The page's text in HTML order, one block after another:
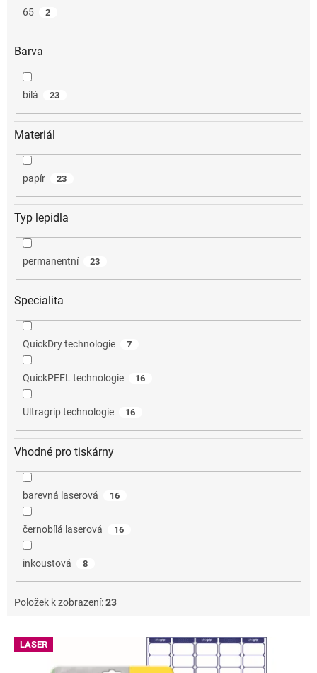
65 2
Barva
bílá 23
Materiál
papír 23
Typ lepidla
permanentní 23
Specialita
QuickDry technologie 7
QuickPEEL technologie 16
Ultragrip technologie 16
Vhodné pro tiskárny
barevná laserová 16
černobílá laserová 16
inkoustová 8
Položek k zobrazení:23
V LASER